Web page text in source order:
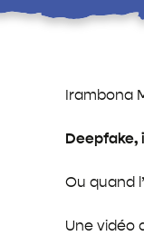
Irambona
Deepfake,
Ou quand
Une vidéo